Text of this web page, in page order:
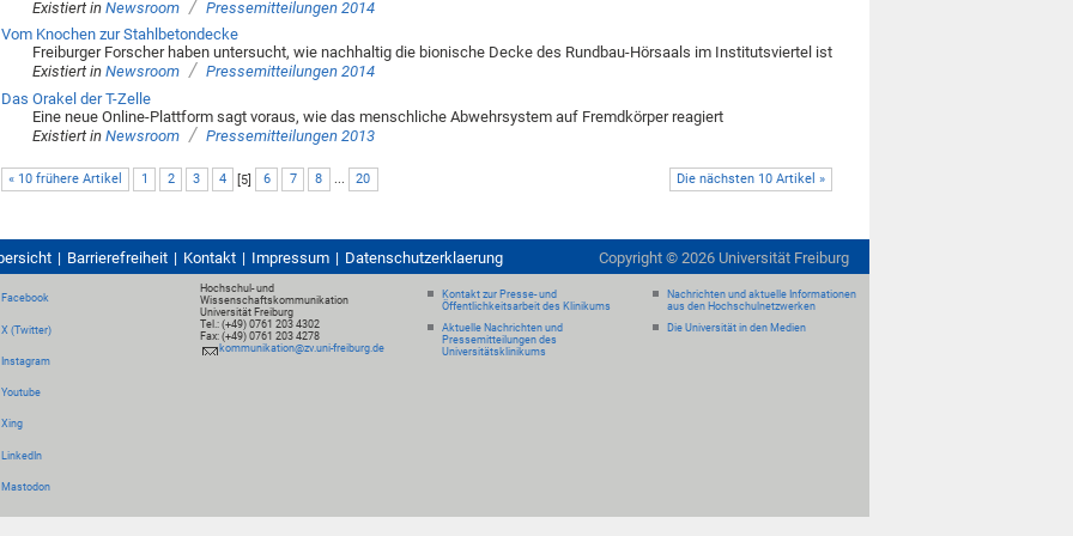
Existiert in Newsroom / Pressemitteilungen 2014
Vom Knochen zur Stahlbetondecke
Freiburger Forscher haben untersucht, wie nachhaltig die bionische Decke des Rundbau-Hörsaals im Institutsviertel ist
Existiert in Newsroom / Pressemitteilungen 2014
Das Orakel der T-Zelle
Eine neue Online-Plattform sagt voraus, wie das menschliche Abwehrsystem auf Fremdkörper reagiert
Existiert in Newsroom / Pressemitteilungen 2013
« 10 frühere Artikel Die nächsten 10 Artikel »
1 2 3 4 [5] 6 7 8 ... 20
Barrierefreiheit Kontakt Impressum Datenschutzerklaerung Copyright © 2026 Universität Freiburg
Facebook
X (Twitter)
Instagram
Youtube
Xing
LinkedIn
Mastodon
Hochschul- und
Wissenschaftskommunikation
Universität Freiburg
Tel.: (+49) 0761 203 4302
Fax: (+49) 0761 203 4278
kommunikation@zv.uni-freiburg.de
Kontakt zur Presse- und
Öffentlichkeitsarbeit des Klinikums
Aktuelle Nachrichten und
Pressemitteilungen des
Universitätsklinikums
Nachrichten und aktuelle Informationen
aus den Hochschulnetzwerken
Die Universität in den Medien